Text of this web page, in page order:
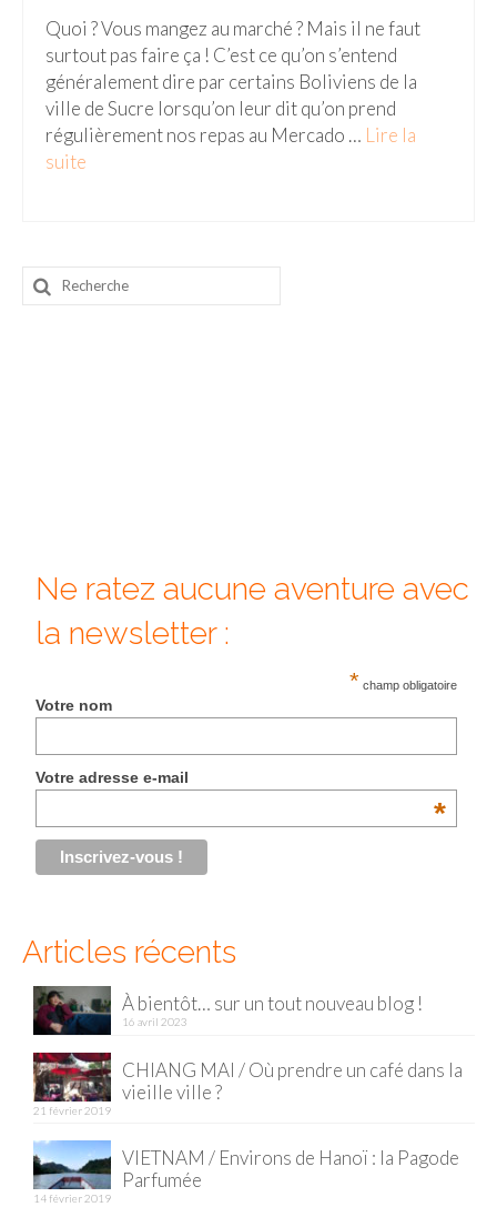
Restos coréens
Restos japonais
Restos vietnamiens
Quoi ? Vous mangez au marché ? Mais il ne faut
surtout pas faire ça ! C’est ce qu’on s’entend
généralement dire par certains Boliviens de la
ville de Sucre lorsqu’on leur dit qu’on prend
régulièrement nos repas au Mercado … Lire la
suite­­
Rechercher
:
Ne ratez aucune aventure avec
la newsletter :
* champ obligatoire
Votre nom
Votre adresse e-mail
*
Articles récents
À bientôt… sur un tout nouveau blog !
16 avril 2023
CHIANG MAI / Où prendre un café dans la
vieille ville ?
21 février 2019
VIETNAM / Environs de Hanoï : la Pagode
Parfumée
14 février 2019